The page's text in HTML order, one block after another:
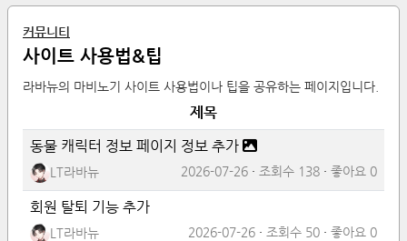
커뮤니티
사이트 사용법&팁
라바뉴의 마비노기 사이트 사용법이나 팁을 공유하는 페이지입니다.
제목
동물 캐릭터 정보 페이지 정보 추가
LT라바뉴 2026-07-26 조회수 138 좋아요 0
회원 탈퇴 기능 추가
LT라바뉴 2026-07-26 조회수 50 좋아요 0